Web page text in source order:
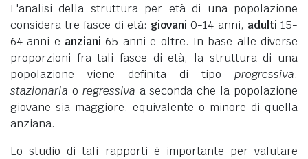
L'analisi della struttura per età di una popolazione
considera tre fasce di età: giovani 0-14 anni, adulti 15-
64 anni e anziani 65 anni e oltre. In base alle diverse
proporzioni fra tali fasce di età, la struttura di una
popolazione viene definita di tipo progressiva,
stazionaria o regressiva a seconda che la popolazione
giovane sia maggiore, equivalente o minore di quella
anziana.
Lo studio di tali rapporti è importante per valutare